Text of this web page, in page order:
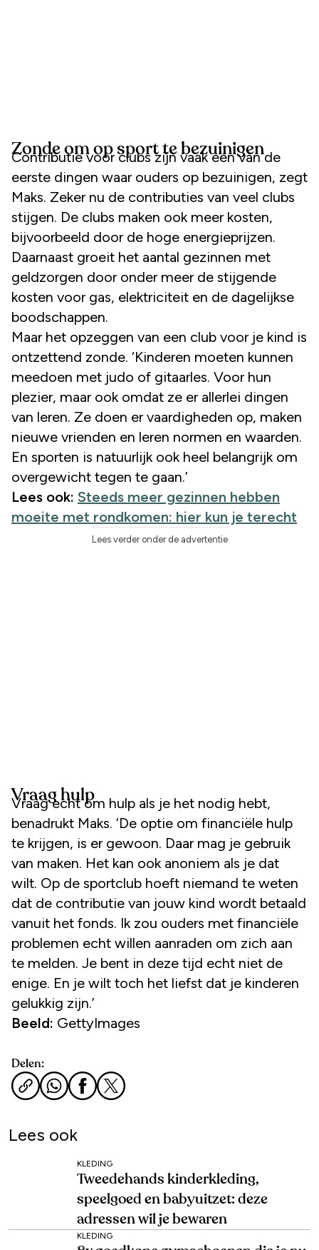
Zonde om op sport te bezuinigen
Contributie voor clubs zijn vaak een van de
eerste dingen waar ouders op bezuinigen, zegt
Maks. Zeker nu de contributies van veel clubs
stijgen. De clubs maken ook meer kosten,
bijvoorbeeld door de hoge energieprijzen.
Daarnaast groeit het aantal gezinnen met
geldzorgen door onder meer de stijgende
kosten voor gas, elektriciteit en de dagelijkse
boodschappen.
Maar het opzeggen van een club voor je kind is
ontzettend zonde. ‘Kinderen moeten kunnen
meedoen met judo of gitaarles. Voor hun
plezier, maar ook omdat ze er allerlei dingen
van leren. Ze doen er vaardigheden op, maken
nieuwe vrienden en leren normen en waarden.
En sporten is natuurlijk ook heel belangrijk om
overgewicht tegen te gaan.’
Lees ook: Steeds meer gezinnen hebben
moeite met rondkomen: hier kun je terecht
Lees verder onder de advertentie
Vraag hulp
Vraag echt om hulp als je het nodig hebt,
benadrukt Maks. ‘De optie om financiële hulp
te krijgen, is er gewoon. Daar mag je gebruik
van maken. Het kan ook anoniem als je dat
wilt. Op de sportclub hoeft niemand te weten
dat de contributie van jouw kind wordt betaald
vanuit het fonds. Ik zou ouders met financiële
problemen echt willen aanraden om zich aan
te melden. Je bent in deze tijd echt niet de
enige. En je wilt toch het liefst dat je kinderen
gelukkig zijn.’
Beeld: GettyImages
Delen:
Lees ook
KLEDING
Tweedehands kinderkleding,
speelgoed en babyuitzet: deze
adressen wil je bewaren
KLEDING